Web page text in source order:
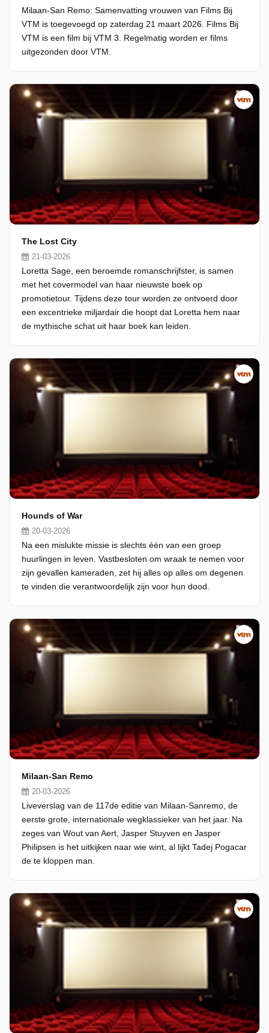
Milaan-San Remo: Samenvatting vrouwen van Films Bij
VTM is toegevoegd op zaterdag 21 maart 2026. Films Bij
VTM is een film bij VTM 3. Regelmatig worden er films
uitgezonden door VTM.
The Lost City
21-03-2026
Loretta Sage, een beroemde romanschrijfster, is samen
met het covermodel van haar nieuwste boek op
promotietour. Tijdens deze tour worden ze ontvoerd door
een excentrieke miljardair die hoopt dat Loretta hem naar
de mythische schat uit haar boek kan leiden.
Hounds of War
20-03-2026
Na een mislukte missie is slechts één van een groep
huurlingen in leven. Vastbesloten om wraak te nemen voor
zijn gevallen kameraden, zet hij alles op alles om degenen
te vinden die verantwoordelijk zijn voor hun dood.
Milaan-San Remo
20-03-2026
Liveverslag van de 117de editie van Milaan-Sanremo, de
eerste grote, internationale wegklassieker van het jaar. Na
zeges van Wout van Aert, Jasper Stuyven en Jasper
Philipsen is het uitkijken naar wie wint, al lijkt Tadej Pogacar
de te kloppen man.